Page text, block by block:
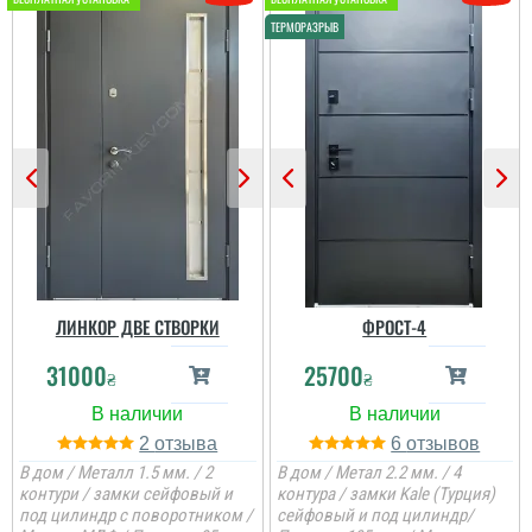
ЛИНКОР ДВЕ СТВОРКИ
31000₴
2
В дом / Металл 1.5 мм. / 2
контури / замки сейфовый и
под цилиндр с поворотником /
ФРОСТ-4
25700₴
6
В дом / Метал 2.2 мм. / 4
контура / замки Kale (Турция)
сейфовый и под цилиндр/